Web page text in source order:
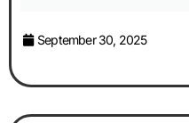
September 30, 2025